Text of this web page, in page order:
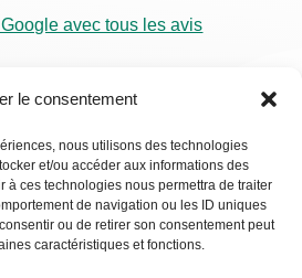
le consentement
nous utilisons des technologies
et/ou accéder aux informations des
à ces technologies nous permettra de traiter
de navigation ou les ID uniques
ou de retirer son consentement peut
caractéristiques et fonctions.
avec tous les avis